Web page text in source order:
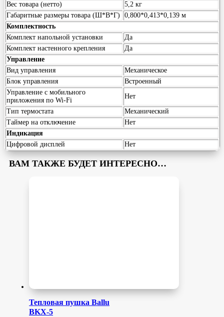
Вес товара (нетто)
5,2 кг
Габаритные размеры товара (Ш*В*Г)
0,800*0,413*0,139 м
Комплектность
Комплект напольной установки
Да
Комплект настенного крепления
Да
Управление
Вид управления
Механическое
Блок управления
Встроенный
Управление c мобильного
приложения по Wi-Fi
Нет
Тип термостата
Механический
Таймер на отключение
Нет
Индикация
Цифровой дисплей
Нет
ВАМ ТАКЖЕ БУДЕТ ИНТЕРЕСНО…
Тепловая пушка Ballu
BKX-5